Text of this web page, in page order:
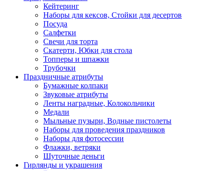
Кейтеринг
Наборы для кексов, Стойки для десертов
Посуда
Салфетки
Свечи для торта
Скатерти, Юбки для стола
Топперы и шпажки
Трубочки
Праздничные атрибуты
Бумажные колпаки
Звуковые атрибуты
Ленты наградные, Колокольчики
Медали
Мыльные пузыри, Водные пистолеты
Наборы для проведения праздников
Наборы для фотосессии
Флажки, ветряки
Шуточные деньги
Гирлянды и украшения